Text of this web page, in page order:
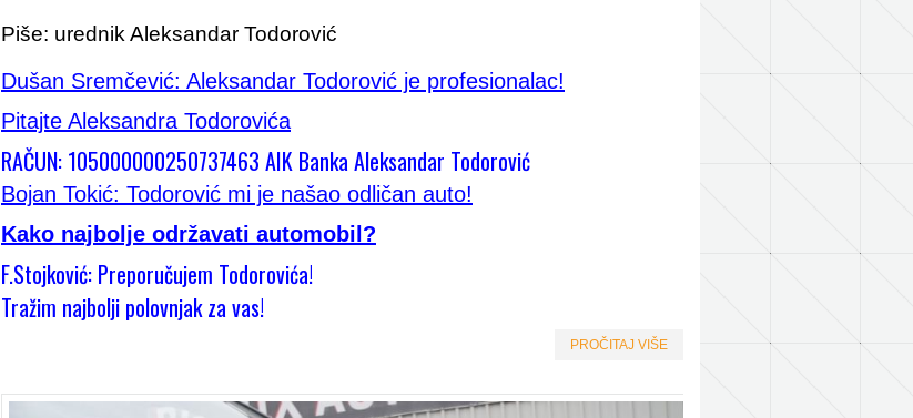
Piše: urednik Aleksandar Todorović
Dušan Sremčević: Aleksandar Todorović je profesionalac!
Pitajte Aleksandra Todorovića
RAČUN: 105000000250737463 AIK Banka Aleksandar Todorović
Bojan Tokić: Todorović mi je našao odličan auto!
Kako najbolje održavati automobil?
F.Stojković: Preporučujem Todorovića!
Tražim najbolji polovnjak za vas!
PROČITAJ VIŠE